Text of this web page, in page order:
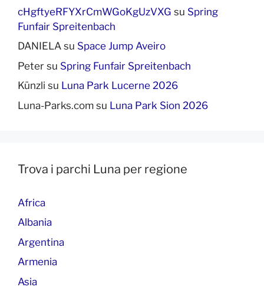
cHgftyeRFYXrCmWGoKgUzVXG su Spring
Funfair Spreitenbach
DANIELA su Space Jump Aveiro
Peter su Spring Funfair Spreitenbach
Künzli su Luna Park Lucerne 2026
Luna-Parks.com su Luna Park Sion 2026
Trova i parchi Luna per regione
Africa
Albania
Argentina
Armenia
Asia